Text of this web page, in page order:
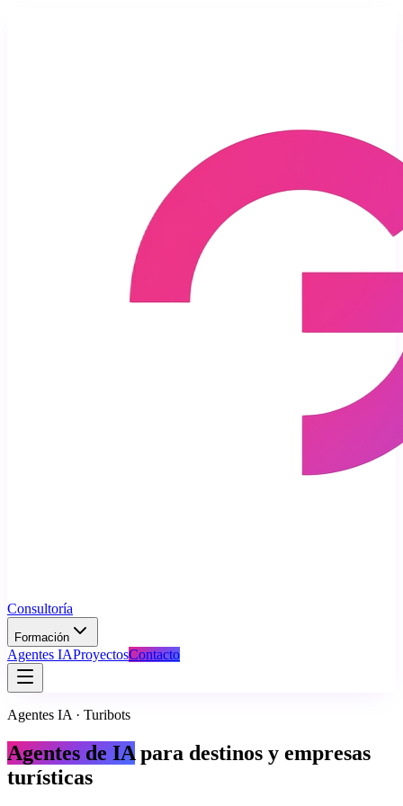
Consultoría
Formación
Agentes IAProyectosContacto
Agentes IA · Turibots
Agentes de IA para destinos y empresas
turísticas